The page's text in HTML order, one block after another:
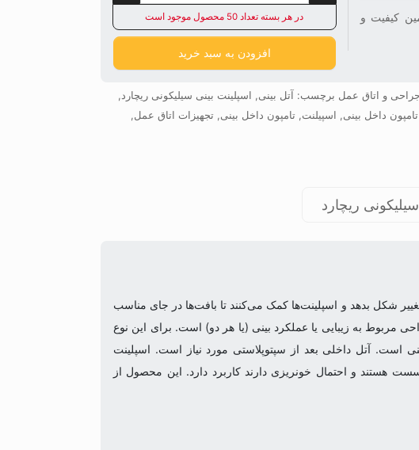
کیفیت و
در هر بسته تعداد 50 محصول موجود است
افزودن به سبد خرید
و اتاق عمل برچسب: آتل بینی, اسپلینت بینی سیلیکونی ریچارد,
داخل بینی, اسپیلنت, تامپون داخل بینی, تجهیزات اتاق عمل,
ریچارد
شکل بدهد و اسپلینت‌ها کمک می‌کنند تا بافت‌ها در جای مناسب
مربوط به زیبایی یا عملکرد بینی (یا هر دو) است. برای این نوع
آتل داخلی بعد از سپتوپلاستی مورد نیاز است. اسپلینت
هستند و احتمال خونریزی دارند کاربرد دارد. این محصول از